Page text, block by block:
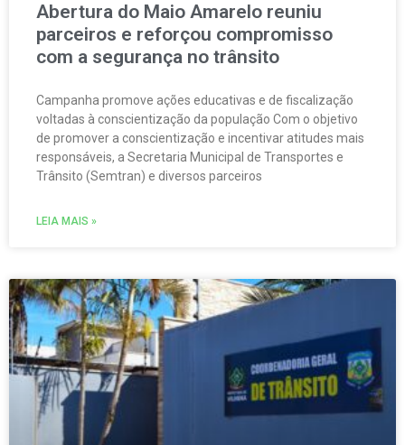
Abertura do Maio Amarelo reuniu
parceiros e reforçou compromisso
com a segurança no trânsito
Campanha promove ações educativas e de fiscalização
voltadas à conscientização da população Com o objetivo
de promover a conscientização e incentivar atitudes mais
responsáveis, a Secretaria Municipal de Transportes e
Trânsito (Semtran) e diversos parceiros
LEIA MAIS »